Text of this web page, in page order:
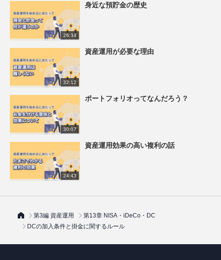
26:34
身近な預貯金の歴史
32:12
資産運用が必要な理由
30:07
ポートフォリオってなんだろう？
24:43
資産運用効果の高い複利の話
第3編 資産運用
第13章 NISA・iDeCo・DC
DCの加入条件と掛金に関するルール